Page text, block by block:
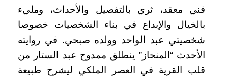
فني معقد، ثري بالتفصيل والأحداث، ومليء
بالخيال والإبداع في بناء الشخصيات خصوصا
شخصيتي عبد الواحد وولده صبحي. في روايته
الأحدث “المنحاز” ينطلق ممدوح عبد الستار من
قلب القرية في العصر الملكي ليشرح طبيعة